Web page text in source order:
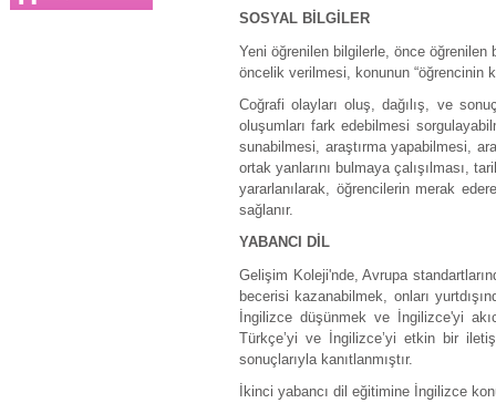
SOSYAL BİLGİLER
Yeni öğrenilen bilgilerle, önce öğrenilen
öncelik verilmesi, konunun “öğrencinin
Coğrafi olayları oluş, dağılış, ve
oluşumları fark edebilmesi
sunabilmesi, araştırma yapabilmesi,
ortak yanlarını bulmaya çalışılması,
yararlanılarak, öğrencilerin merak
sağlanır.
YABANCI DİL
Gelişim Koleji'nde, Avrupa
becerisi kazanabilmek, onları
İngilizce düşünmek ve İngilizce'yi
Türkçe’yi ve İngilizce’yi etkin bir
sonuçlarıyla kanıtlanmıştır.
İkinci yabancı dil eğitimine İngilizce